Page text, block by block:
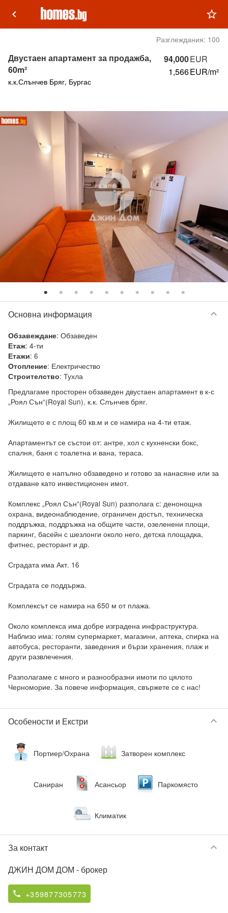
keyboard_arrow_left star_outline
Разглеждания: 100
94,000EUR
1,566EUR/m²
Двустаен апартамент за продажба,
60m²
к.к.Слънчев Бряг, Бургас
Основна информация keyboard_arrow_down
Обзавеждане: Обзаведен
Етаж: 4-ти
Етажи: 6
Отопление: Електричество
Строителство: Тухла
Предлагаме просторен обзаведен двустаен апартамент в к-с
„Роял Сън“(Royal Sun), к.к. Слънчев бряг.
Жилището е с площ 60 кв.м и се намира на 4-ти етаж.
Апартаментът се състои от: антре, хол с кухненски бокс,
спалня, баня с тоалетна и вана, тераса.
Жилището е напълно обзаведено и готово за нанасяне или за
отдаване като инвестиционен имот.
Комплекс „Роял Сън“(Royal Sun) разполага с: денонощна
охрана, видеонаблюдение, ограничен достъп, техническа
поддръжка, поддръжка на общите части, озеленени площи,
паркинг, басейн с шезлонги около него, детска площадка,
фитнес, ресторант и др.
Сградата има Акт. 16
Сградата се поддържа.
Комплексът се намира на 650 м от плажа.
Около комплекса има добре изградена инфраструктура.
Наблизо има: голям супермаркет, магазини, аптека, спирка на
автобуса, ресторанти, заведения и бързи хранения, плаж и
други развлечения.
Разполагаме с много и разнообразни имоти по цялото
Черноморие. За повече информация, свържете се с нас!
Особености и Екстри keyboard_arrow_down
Портиер/Охрана Затворен комплекс
Саниран Асансьор Паркомясто
Климатик
За контакт keyboard_arrow_down
ДЖИН ДОМ ДОМ - брокер
phone +359877305773